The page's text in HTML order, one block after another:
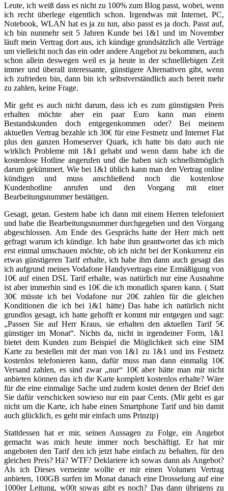
Leute, ich weiß dass es nicht zu 100% zum Blog passt, wobei, wenn
ich recht überlege eigentlich schon. Irgendwas mit Internet, PC,
Notebook, WLAN hat es ja zu tun, also passt es ja doch. Passt auf,
ich bin nunmehr seit 5 Jahren Kunde bei 1&1 und im November
läuft mein Vertrag dort aus, ich kündige grundsätzlich alle Verträge
um vielleicht noch das ein oder andere Angebot zu bekommen, auch
schon allein deswegen weil es ja heute in der schnelllebigen Zeit
immer und überall interessante, günstigere Alternativen gibt, wenn
ich zufrieden bin, dann bin ich selbstverständlich auch bereit mehr
zu zahlen, keine Frage.
Mir geht es auch nicht darum, dass ich es zum günstigsten Preis
erhalten möchte aber ein paar Euro kann man einem
Bestandskunden doch entgegenkommen oder? Bei meinem
aktuellen Vertrag bezahle ich 30€ für eine Festnetz und Internet Flat
plus den ganzen Homeserver Quark, ich hatte bis dato auch nie
wirklich Probleme mit 1&1 gehabt und wenn dann habe ich die
kostenlose Hotline angerufen und die haben sich schnellstmöglich
darum gekümmert. Wie bei 1&1 üblich kann man den Vertrag online
kündigen und muss anschließend noch die kostenlose
Kundenhotline anrufen und den Vorgang mit einer
Bearbeitungsnummer bestätigen.
Gesagt, getan. Gestern habe ich dann mit einem Herren telefoniert
und habe die Bearbeitungsnummer durchgegeben und den Vorgang
abgeschlossen. Am Ende des Gesprächs hatte der Herr mich nett
gefragt warum ich kündige. Ich habe ihm geantwortet das ich mich
erst einmal umschauen möchte, ob ich nicht bei der Konkurrenz ein
etwas günstigeren Tarif erhalte, ich habe ihm dann auch gesagt das
ich aufgrund meines Vodafone Handyvertrags eine Ermäßigung von
10€ auf einen DSL Tarif erhalte, was natürlich nur eine Ausnahme
ist aber immerhin sind es 10€ die ich monatlich sparen kann. ( Statt
30€ müsste ich bei Vodafone nur 20€ zahlen für die gleichen
Konditionen die ich bei 1&1 hätte) Das habe ich natürlich nicht
grundlos gesagt, ich hatte gehofft er kommt mir entgegen und sagt:
„Passen Sie auf Herr Kraus, sie erhalten den aktuellen Tarif 5€
günstiger im Monat“. Nichts da, nicht in irgendeiner Form, 1&1
bietet dem Kunden zum Beispiel die Möglichkeit sich eine SIM
Karte zu bestellen mit der man von 1&1 zu 1&1 und ins Festnetz
kostenlos telefonieren kann, dafür muss man dann einmalig 10€
Versand zahlen, es sind zwar „nur“ 10€ aber hätte man mir nicht
anbieten können das ich die Karte komplett kostenlos erhalte? Wäre
für die eine einmalige Sache und zudem kostet denen der Brief den
Sie dafür verschicken sowieso nur ein paar Cents. (Mir geht es gar
nicht um die Karte, ich habe einen Smartphone Tarif und bin damit
auch glücklich, es geht mir einfach ums Prinzip)
Stattdessen hat er mir, seinen Aussagen zu Folge, ein Angebot
gemacht was mich heute immer noch beschäftigt. Er hat mir
angeboten den Tarif den ich jetzt habe einfach zu behalten, für den
gleichen Preis? Hä? WTF? Deklariere ich sowas dann als Angebot?
Als ich Dieses verneinte wollte er mir einen Volumen Vertrag
anbieten, 100GB surfen im Monat danach eine Drosselung auf eine
1000er Leitung, w00t sowas gibt es noch? Das dann übrigens zu